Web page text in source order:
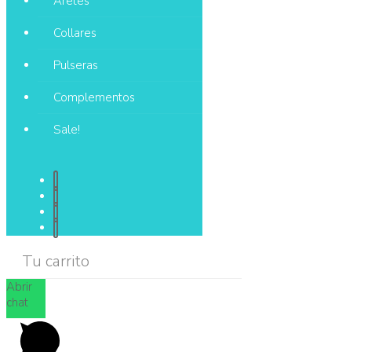
Collares
Pulseras
Complementos
Sale!
Tu carrito
Abrir
chat